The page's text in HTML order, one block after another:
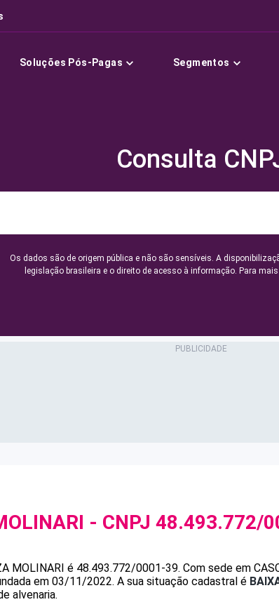
Soluções Pós-Pagas Segmentos
Consulta
Os dados são de origem pública e não são sensíveis. A
legislação brasileira e o direito de acesso à informação. Para
- CNPJ 48.493.772/
MOLINARI é 48.493.772/0001-39. Com sede em
em 03/11/2022. A sua situação cadastral é
alvenaria.